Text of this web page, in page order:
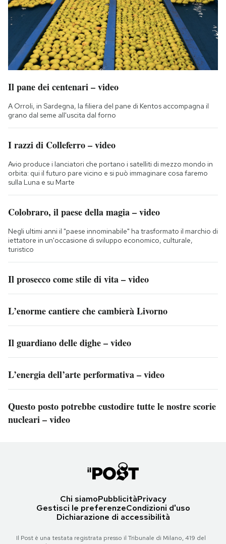
Il pane dei centenari – video
A Orroli, in Sardegna, la filiera del pane di Kentos accompagna il
grano dal seme all'uscita dal forno
I razzi di Colleferro – video
Avio produce i lanciatori che portano i satelliti di mezzo mondo in
orbita: qui il futuro pare vicino e si può immaginare cosa faremo
sulla Luna e su Marte
Colobraro, il paese della magia – video
Negli ultimi anni il "paese innominabile" ha trasformato il marchio di
iettatore in un'occasione di sviluppo economico, culturale,
turistico
Il prosecco come stile di vita – video
L’enorme cantiere che cambierà Livorno
Il guardiano delle dighe – video
L’energia dell’arte performativa – video
Questo posto potrebbe custodire tutte le nostre scorie
nucleari – video
Chi siamoPubblicitàPrivacy
Gestisci le preferenzeCondizioni d'uso
Dichiarazione di accessibilità
Il Post è una testata registrata presso il Tribunale di Milano, 419 del